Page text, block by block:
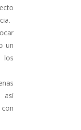
un
los
así